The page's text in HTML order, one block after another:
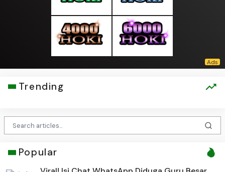
Trending
Popular